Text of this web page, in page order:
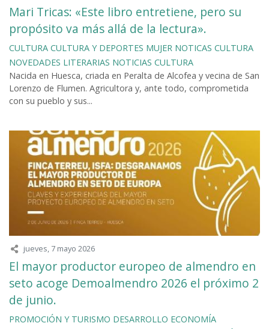
Mari Tricas: «Este libro entretiene, pero su
propósito va más allá de la lectura».
CULTURA CULTURA Y DEPORTES MUJER NOTICAS CULTURA
NOVEDADES LITERARIAS NOTICIAS CULTURA
Nacida en Huesca, criada en Peralta de Alcofea y vecina de San
Lorenzo de Flumen. Agricultora y, ante todo, comprometida
con su pueblo y sus...
jueves, 7 mayo 2026
El mayor productor europeo de almendro en
seto acoge Demoalmendro 2026 el próximo 2
de junio.
PROMOCIÓN Y TURISMO DESARROLLO ECONOMÍA